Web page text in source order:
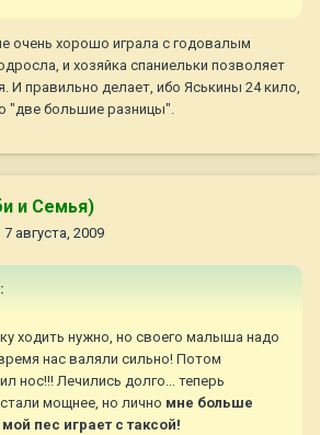
очень хорошо играла с годовалым
и хозяйка спаниельки позволяет
И правильно делает, ибо Яськины 24 кило,
"две большие разницы".
и Семья)
7 августа, 2009
ходить нужно, но своего малыша надо
нас валяли сильно! Потом
нос!!! Лечились долго... теперь
мощнее, но лично мне больше
пес играет с таксой!